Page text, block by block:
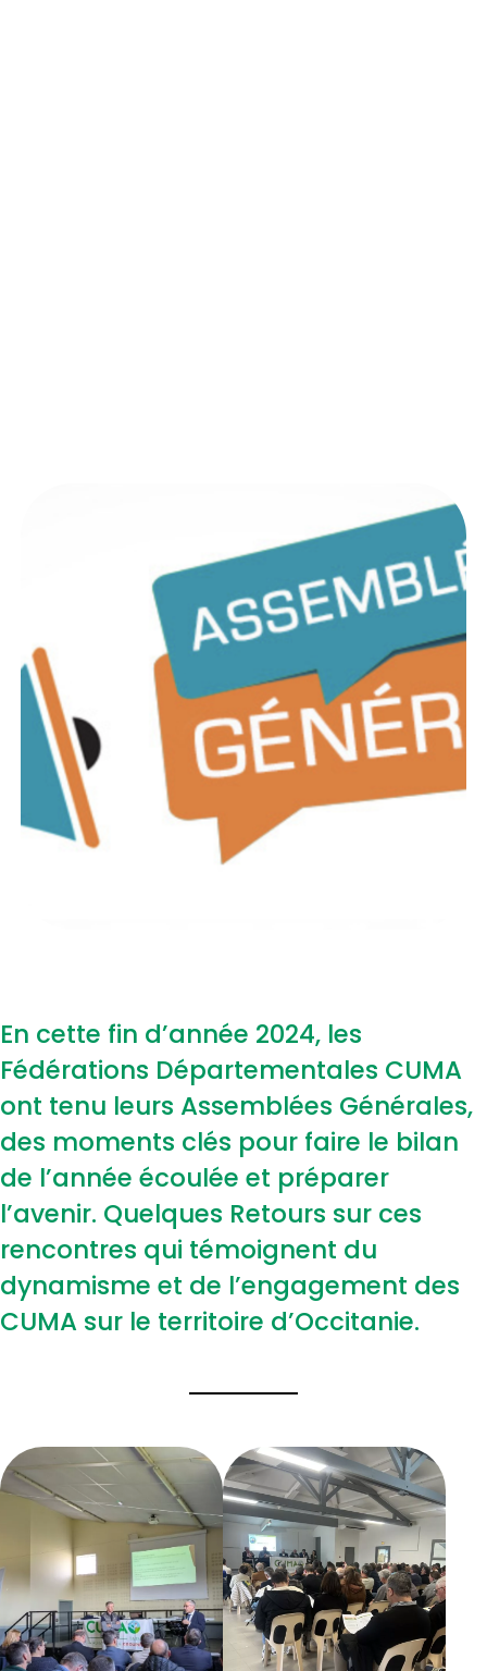
En cette fin d’année 2024, les
Fédérations Départementales CUMA
ont tenu leurs Assemblées Générales,
des moments clés pour faire le bilan
de l’année écoulée et préparer
l’avenir. Quelques Retours sur ces
rencontres qui témoignent du
dynamisme et de l’engagement des
CUMA sur le territoire d’Occitanie.